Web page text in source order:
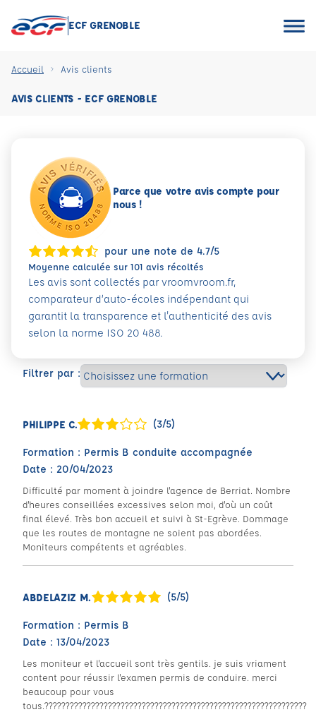
ECF GRENOBLE
Accueil Avis clients
AVIS CLIENTS - ECF GRENOBLE
Filtrer par :
PHILIPPE C. (3/5)
Formation : Permis B conduite accompagnée
Date : 20/04/2023
Difficulté par moment à joindre l'agence de Berriat. Nombre
d'heures conseillées excessives selon moi, d'où un coût
final élevé. Très bon accueil et suivi à St-Egrève. Dommage
que les routes de montagne ne soient pas abordées.
Moniteurs compétents et agréables.
ABDELAZIZ M. (5/5)
Formation : Permis B
Date : 13/04/2023
Les moniteur et l'accueil sont très gentils. je suis vriament
content pour réussir l'examen permis de conduire. merci
beaucoup pour vous
tous.??????????????????????????????????????????????????????????????
Parce que votre avis compte pour
nous !
pour une note de 4.7/5
Moyenne calculée sur 101 avis récoltés
Les avis sont collectés par vroomvroom.fr,
comparateur d’auto-écoles indépendant qui
garantit la transparence et l'authenticité des avis
selon la norme ISO 20 488.